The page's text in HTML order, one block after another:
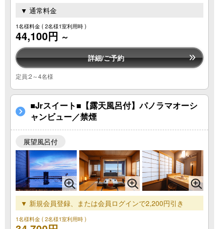
▼ 通常料金
1名様料金( 2名様1室利用時 )
44,100円 ～
詳細/ご予約
定員:2～4名様
■Jrスイート■【露天風呂付】パノラマオーシ
ャンビュー／禁煙
展望風呂付
▼ 新規会員登録、または会員ログインで2,200円引き
1名様料金( 2名様1室利用時 )